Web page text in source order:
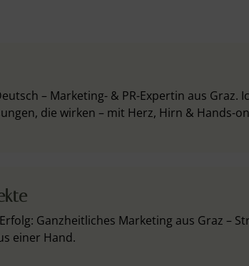
– Marketing- & PR-Expertin aus Graz.
die wirken – mit Herz, Hirn & Hands-
Ganzheitliches Marketing aus Graz –
einer Hand.